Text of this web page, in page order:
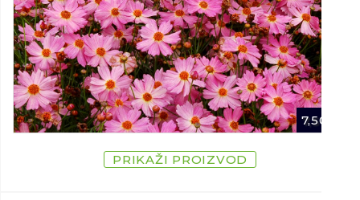
7,50
PRIKAŽI PROIZVOD